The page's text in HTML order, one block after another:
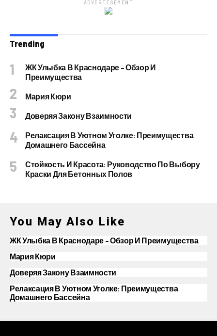
ADVERTISEMENT
Trending
ЖК Улыбка В Краснодаре – Обзор И
Преимущества
Мария Кюри
Доверяя Закону Взаимности
Релаксация В Уютном Уголке: Преимущества
Домашнего Бассейна
Стойкость И Красота: Руководство По Выбору
Краски Для Бетонных Полов
You May Also Like
ЖК Улыбка В Краснодаре – Обзор И Преимущества
Мария Кюри
Доверяя Закону Взаимности
Релаксация В Уютном Уголке: Преимущества
Домашнего Бассейна